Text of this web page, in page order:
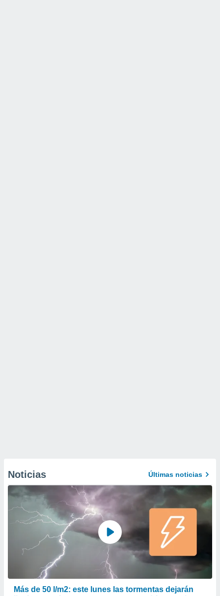
Noticias Últimas noticias
Más de 50 l/m2: este lunes las tormentas dejarán